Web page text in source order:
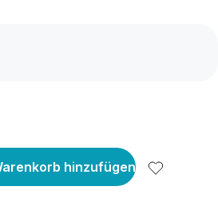
hinzufügen